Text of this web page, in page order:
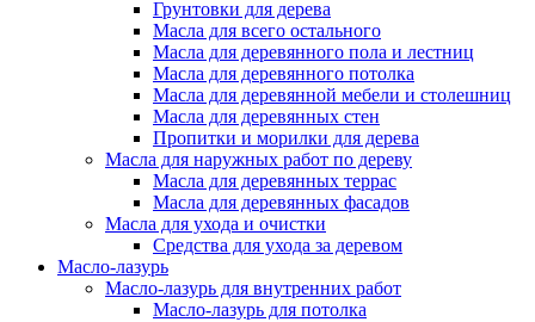
Грунтовки для дерева
Масла для всего остального
Масла для деревянного пола и лестниц
Масла для деревянного потолка
Масла для деревянной мебели и столешниц
Масла для деревянных стен
Пропитки и морилки для дерева
Масла для наружных работ по дереву
Масла для деревянных террас
Масла для деревянных фасадов
Масла для ухода и очистки
Средства для ухода за деревом
Масло-лазурь
Масло-лазурь для внутренних работ
Масло-лазурь для потолка